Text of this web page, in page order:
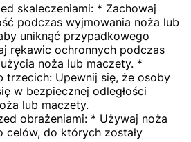
skaleczeniami: * Zachowaj
podczas wyjmowania noża lub
uniknąć przypadkowego
rękawic ochronnych podczas
noża lub maczety. *
trzecich: Upewnij się, że osoby
w bezpiecznej odległości
lub maczety.
obrażeniami: * Używaj noża
celów, do których zostały